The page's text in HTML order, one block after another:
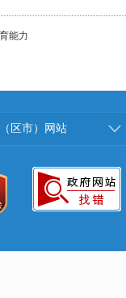
能力
区市）网站